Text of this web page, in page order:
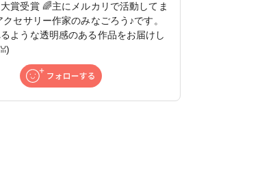
賞受賞 🌈主にメルカリで活動してま
セサリー作家のみなごろう♪です。
ような透明感のある作品をお届けし